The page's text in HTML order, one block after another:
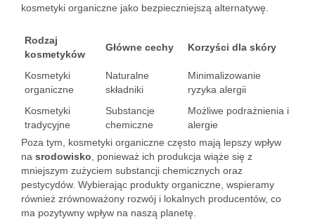
kosmetyki organiczne jako bezpieczniejszą alternatywę.
Rodzaj
kosmetyków
Główne cechy Korzyści dla skóry
Kosmetyki
organiczne
Naturalne
składniki
Minimalizowanie
ryzyka alergii
Kosmetyki
tradycyjne
Substancje
chemiczne
Możliwe podrażnienia i
alergie
Poza tym, kosmetyki organiczne często mają lepszy wpływ
na srodowisko , ponieważ ich produkcja wiąże się z
mniejszym zużyciem substancji chemicznych oraz
pestycydów. Wybierając produkty organiczne, wspieramy
również zrównoważony rozwój i lokalnych producentów, co
ma pozytywny wpływ na naszą planetę.